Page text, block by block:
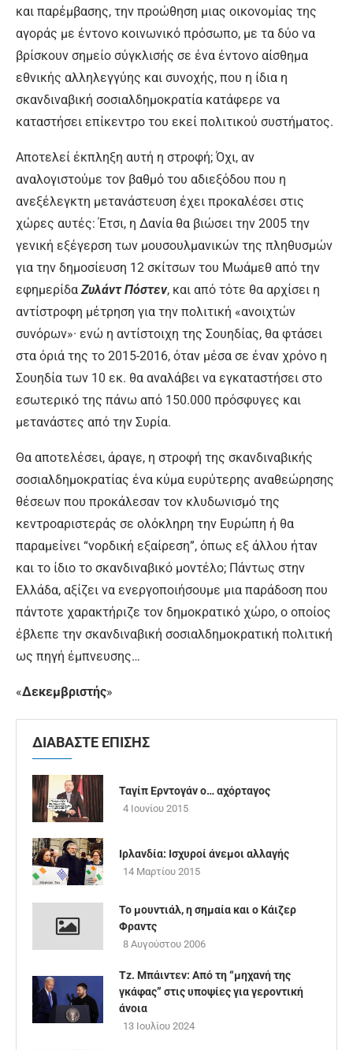
και παρέμβασης, την προώθηση μιας οικονομίας της
αγοράς με έντονο κοινωνικό πρόσωπο, με τα δύο να
βρίσκουν σημείο σύγκλισής σε ένα έντονο αίσθημα
εθνικής αλληλεγγύης και συνοχής, που η ίδια η
σκανδιναβική σοσιαλδημοκρατία κατάφερε να
καταστήσει επίκεντρο του εκεί πολιτικού συστήματος.
Αποτελεί έκπληξη αυτή η στροφή; Όχι, αν
αναλογιστούμε τον βαθμό του αδιεξόδου που η
ανεξέλεγκτη μετανάστευση έχει προκαλέσει στις
χώρες αυτές: Έτσι, η Δανία θα βιώσει την 2005 την
γενική εξέγερση των μουσουλμανικών της πληθυσμών
για την δημοσίευση 12 σκίτσων του Μωάμεθ από την
εφημερίδαΖυλάντ Πόστεν, και από τότε θα αρχίσει η
αντίστροφη μέτρηση για την πολιτική «ανοιχτών
συνόρων»· ενώ η αντίστοιχη της Σουηδίας, θα φτάσει
στα όριά της το 2015-2016, όταν μέσα σε έναν χρόνο η
Σουηδία των 10 εκ. θα αναλάβει να εγκαταστήσει στο
εσωτερικό της πάνω από 150.000 πρόσφυγες και
μετανάστες από την Συρία.
Θα αποτελέσει, άραγε, η στροφή της σκανδιναβικής
σοσιαλδημοκρατίας ένα κύμα ευρύτερης αναθεώρησης
θέσεων που προκάλεσαν τον κλυδωνισμό της
κεντροαριστεράς σε ολόκληρη την Ευρώπη ή θα
παραμείνει “νορδική εξαίρεση”, όπως εξ άλλου ήταν
και το ίδιο το σκανδιναβικό μοντέλο; Πάντως στην
Ελλάδα, αξίζει να ενεργοποιήσουμε μια παράδοση που
πάντοτε χαρακτήριζε τον δημοκρατικό χώρο, ο οποίος
έβλεπε την σκανδιναβική σοσιαλδημοκρατική πολιτική
ως πηγή έμπνευσης…
«Δεκεμβριστής»
ΔΙΑΒΑΣΤΕ ΕΠΙΣΗΣ
Ταγίπ Ερντογάν ο… αχόρταγος
4 Ιουνίου 2015
Ιρλανδία: Ισχυροί άνεμοι αλλαγής
14 Μαρτίου 2015
Το μουντιάλ, η σημαία και ο Κάιζερ
Φραντς
8 Αυγούστου 2006
Tz. Μπάιντεν: Από τη “μηχανή της
γκάφας” στις υποψίες για γεροντική
άνοια
13 Ιουλίου 2024